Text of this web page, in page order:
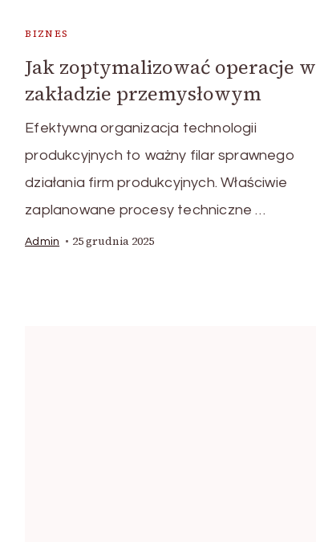
BIZNES
Jak zoptymalizować operacje w
zakładzie przemysłowym
Efektywna organizacja technologii
produkcyjnych to ważny filar sprawnego
działania firm produkcyjnych. Właściwie
zaplanowane procesy techniczne …
Admin 25 grudnia 2025